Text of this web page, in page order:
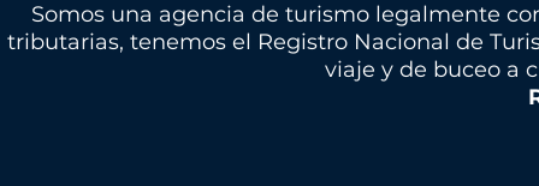
Somos una agencia de turismo legalmente
tributarias, tenemos el Registro Nacional de
viaje y de buceo a